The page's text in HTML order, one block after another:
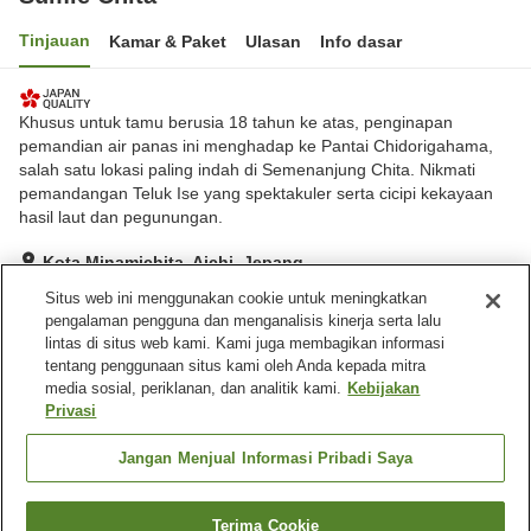
Tinjauan Kamar & Paket Ulasan Info dasar
Khusus untuk tamu berusia 18 tahun ke atas, penginapan
pemandian air panas ini menghadap ke Pantai Chidorigahama,
salah satu lokasi paling indah di Semenanjung Chita. Nikmati
pemandangan Teluk Ise yang spektakuler serta cicipi kekayaan
hasil laut dan pegunungan.
Kota Minamichita, Aichi, Jepang
Lihat di peta
Luar biasa Ulasan:133
Fasilitas properti
Pemandian besar
Pemandian besar (air
Situs web ini menggunakan cookie untuk meningkatkan
pengalaman pengguna dan menganalisis kinerja serta lalu
lintas di situs web kami. Kami juga membagikan informasi
tentang penggunaan situs kami oleh Anda kepada mitra
media sosial, periklanan, dan analitik kami. Kebijakan
Privasi
Jangan Menjual Informasi Pribadi Saya
Terima Cookie